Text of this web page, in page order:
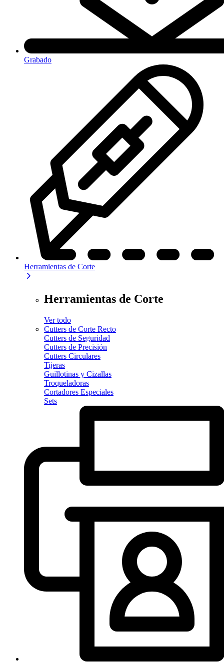
Grabado
Herramientas de Corte
Herramientas de Corte
Ver todo
Cutters de Corte Recto
Cutters de Seguridad
Cutters de Precisión
Cutters Circulares
Tijeras
Guillotinas y Cizallas
Troqueladoras
Cortadores Especiales
Sets